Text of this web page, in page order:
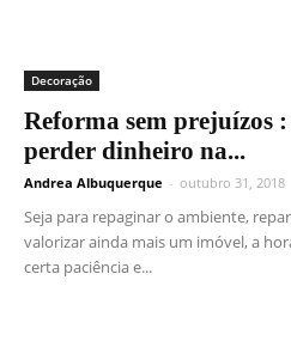
Decoração
Reforma sem prejuízos
perder dinheiro na...
Andrea Albuquerque - outubro 31, 2018
Seja para repaginar o ambiente,
valorizar ainda mais um imóvel, a
certa paciência e...